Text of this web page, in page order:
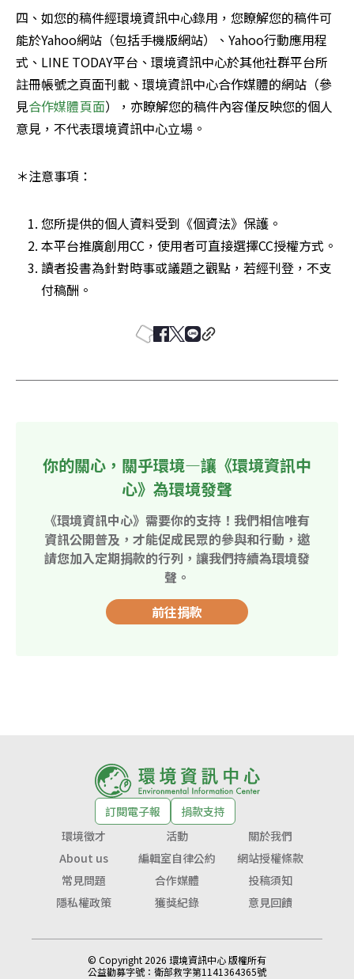
四、如您的稿件經環境資訊中心錄用，您瞭解您的稿件可
能於Yahoo網站（包括手機版網站）、Yahoo行動應用程
式、LINE TODAY平台、環境資訊中心於其他社群平台所
註冊帳號之頁面刊載、環境資訊中心合作媒體的網站（參
見合作媒體頁面），亦瞭解您的稿件內容僅反映您的個人
意見，不代表環境資訊中心立場。
＊注意事項：
您所提供的個人資料受到《個資法》保護。
本平台推廣創用CC，使用者可直接選擇CC授權方式。
讀者投書為針對時事或議題之觀點，若經刊登，不支
付稿酬。
你的關心，關乎環境—讓《環境資訊中
心》為環境發聲
《環境資訊中心》需要你的支持！我們相信唯有
資訊公開普及，才能促成民眾的參與和行動，邀
請您加入定期捐款的行列，讓我們持續為環境發
聲。
前往捐款
訂閱電子報
捐款支持
環境徵才
活動
關於我們
About us
編輯室自律公約
網站授權條款
常見問題
合作媒體
投稿須知
隱私權政策
獲獎紀錄 意見回饋
© Copyright 2026 環境資訊中心 版權所有
公益勸募字號： 衛部救字第1141364365號